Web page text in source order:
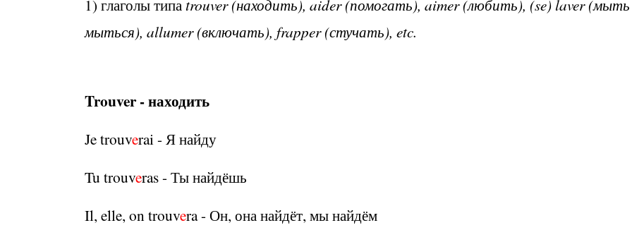
1) глаголы типа trouver (находить), aider (помогать), aimer (любить), (se) laver
мыться), allumer (включать), frapper (стучать), etc.
Trouver - находить
Je trouverai - Я найду
Tu trouveras - Ты найдёшь
Il, elle, on trouvera - Он, она найдёт, мы найдём